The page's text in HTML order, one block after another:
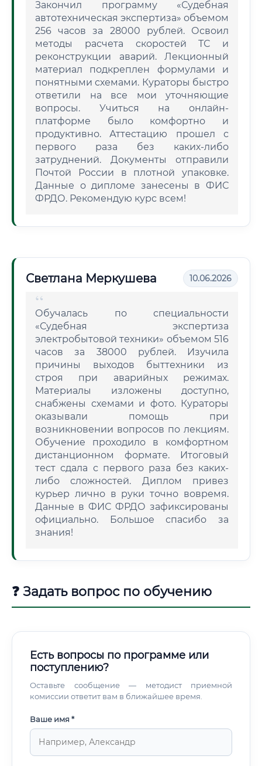
Закончил программу «Судебная
автотехническая экспертиза» объемом
256 часов за 28000 рублей. Освоил
методы расчета скоростей ТС и
реконструкции аварий. Лекционный
материал подкреплен формулами и
понятными схемами. Кураторы быстро
ответили на все мои уточняющие
вопросы. Учиться на онлайн-
платформе было комфортно и
продуктивно. Аттестацию прошел с
первого раза без каких-либо
затруднений. Документы отправили
Почтой России в плотной упаковке.
Данные о дипломе занесены в ФИС
ФРДО. Рекомендую курс всем!
Светлана Меркушева 10.06.2026
Обучалась по специальности
«Судебная экспертиза
электробытовой техники» объемом 516
часов за 38000 рублей. Изучила
причины выходов быттехники из
строя при аварийных режимах.
Материалы изложены доступно,
снабжены схемами и фото. Кураторы
оказывали помощь при
возникновении вопросов по лекциям.
Обучение проходило в комфортном
дистанционном формате. Итоговый
тест сдала с первого раза без каких-
либо сложностей. Диплом привез
курьер лично в руки точно вовремя.
Данные в ФИС ФРДО зафиксированы
официально. Большое спасибо за
знания!
❓ Задать вопрос по обучению
Есть вопросы по программе или
поступлению?
Оставьте сообщение — методист приемной
комиссии ответит вам в ближайшее время.
Ваше имя *